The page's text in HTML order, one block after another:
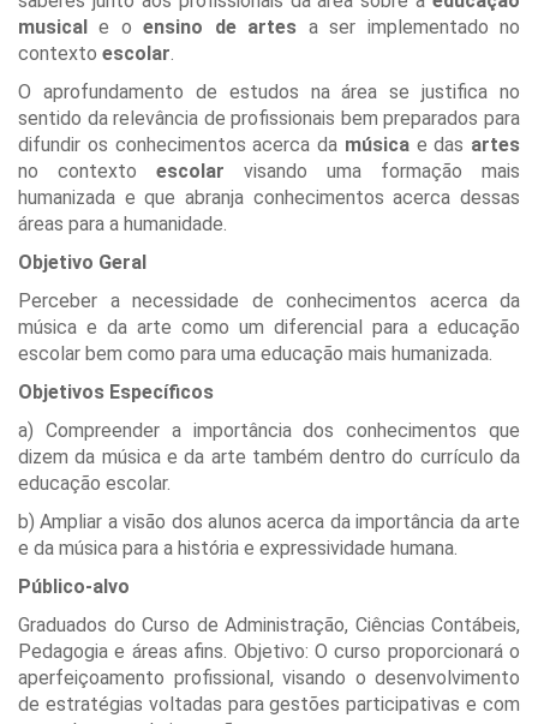
musical
e oensino de artes a ser implementado no
contexto escolar.
O aprofundamento de estudos na área se justifica no
sentido da relevância de profissionais bem preparados para
difundir os conhecimentos acerca da músicae das artes
no contexto escolar visando uma formação mais
humanizada e que abranja conhecimentos acerca dessas
áreas para a humanidade.
Objetivo Geral
Perceber a necessidade de conhecimentos acerca da
música e da arte como um diferencial para a educação
escolar bem como para uma educação mais humanizada.
Objetivos Específicos
a) Compreender a importância dos conhecimentos que
dizem da música e da arte também dentro do currículo da
educação escolar.
b) Ampliar a visão dos alunos acerca da importância da arte
e da música para a história e expressividade humana.
Público-alvo
Graduados do Curso de Administração, Ciências Contábeis,
Pedagogia e áreas afins. Objetivo: O curso proporcionará o
aperfeiçoamento profissional, visando o desenvolvimento
de estratégias voltadas para gestões participativas e com